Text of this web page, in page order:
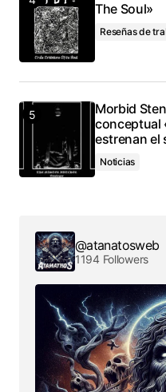
The Soul»
Reseñas de
Morbid
conceptual
estrenan el
Noticias
@atanatosweb
1194 Followers